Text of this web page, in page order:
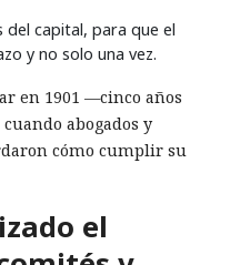
capital, para que el
y no solo una vez.
en 1901 —cinco años
abogados y
cómo cumplir su
el